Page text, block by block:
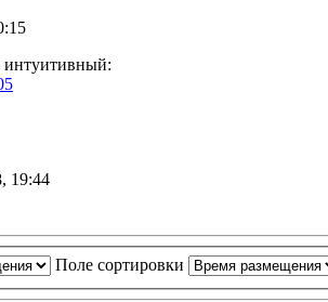
интуитивный:
19:44
Поле сортировки